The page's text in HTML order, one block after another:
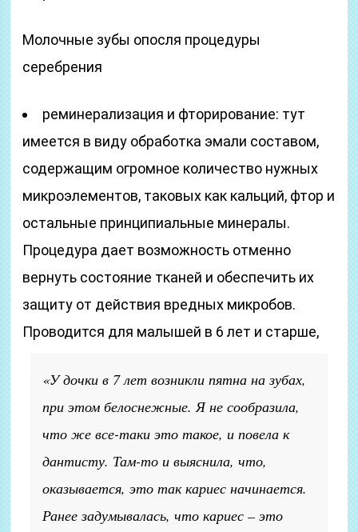
Молочные зубы опосля процедуры
серебрения
реминерализация и фторирование: тут
имеется в виду обработка эмали составом,
содержащим огромное количество нужных
микроэлементов, таковых как кальций, фтор и
остальные принципиальные минералы.
Процедура дает возможность отменно
вернуть состояние тканей и обеспечить их
защиту от действия вредных микробов.
Проводится для малышей в 6 лет и старше,
«У дочки в 7 лет возникли пятна на зубах,
при этом белоснежные. Я не сообразила,
что же все-таки это такое, и повела к
дантисту. Там-то и выяснила, что,
оказывается, это так кариес начинается.
Ранее задумывалась, что кариес – это